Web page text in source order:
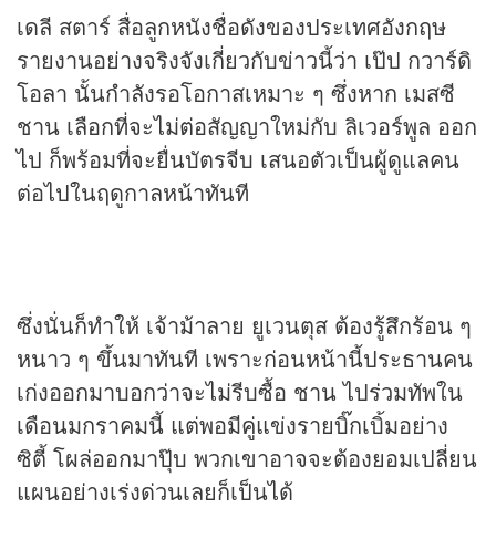
เดลี สตาร์ สื่อลูกหนังชื่อดังของประเทศอังกฤษ
รายงานอย่างจริงจังเกี่ยวกับข่าวนี้ว่า เป๊ป กวาร์ดิ
โอลา นั้นกำลังรอโอกาสเหมาะ ๆ ซึ่งหาก เมสซี
ชาน เลือกที่จะไม่ต่อสัญญาใหม่กับ ลิเวอร์พูล ออก
ไป ก็พร้อมที่จะยื่นบัตรจีบ เสนอตัวเป็นผู้ดูแลคน
ต่อไปในฤดูกาลหน้าทันที
ซึ่งนั่นก็ทำให้ เจ้าม้าลาย ยูเวนตุส ต้องรู้สึกร้อน ๆ
หนาว ๆ ขึ้นมาทันที เพราะก่อนหน้านี้ประธานคน
เก่งออกมาบอกว่าจะไม่รีบซื้อ ชาน ไปร่วมทัพใน
เดือนมกราคมนี้ แต่พอมีคู่แข่งรายบิ๊กเบิ้มอย่าง
ซิตี้ โผล่ออกมาปุ๊บ พวกเขาอาจจะต้องยอมเปลี่ยน
แผนอย่างเร่งด่วนเลยก็เป็นได้